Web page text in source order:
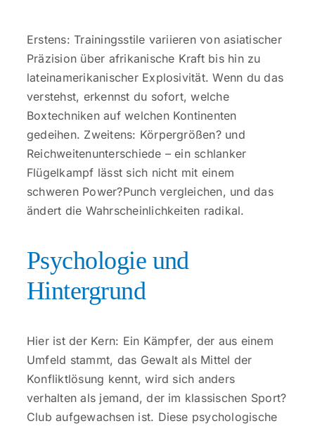
Erstens: Trainingsstile variieren von asiatischer
Präzision über afrikanische Kraft bis hin zu
lateinamerikanischer Explosivität. Wenn du das
verstehst, erkennst du sofort, welche
Boxtechniken auf welchen Kontinenten
gedeihen. Zweitens: Körpergrößen? und
Reichweitenunterschiede – ein schlanker
Flügelkampf lässt sich nicht mit einem
schweren Power?Punch vergleichen, und das
ändert die Wahrscheinlichkeiten radikal.
Psychologie und
Hintergrund
Hier ist der Kern: Ein Kämpfer, der aus einem
Umfeld stammt, das Gewalt als Mittel der
Konfliktlösung kennt, wird sich anders
verhalten als jemand, der im klassischen Sport?
Club aufgewachsen ist. Diese psychologische